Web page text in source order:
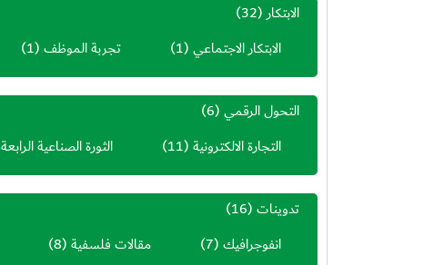
الابتكار(32)
الابتكار الاجتماعي(1) تجربة الموظف(1)
التحول الرقمي(6)
التجارة الالكترونية(11) الثورة الصناعية الرابعة
تدوينات(16)
انفوجرافيك(7) مقالات فلسفية(8)